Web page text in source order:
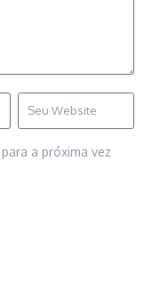
a próxima vez